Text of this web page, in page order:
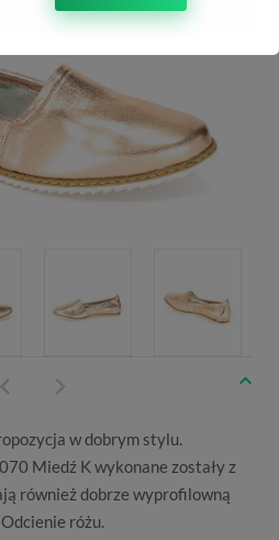
w dobrym stylu.
Miedź K wykonane zostały z
również dobrze wyprofilowną
Odcienie różu.